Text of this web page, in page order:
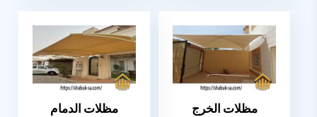
مظلات الخرج
مظلات الدمام